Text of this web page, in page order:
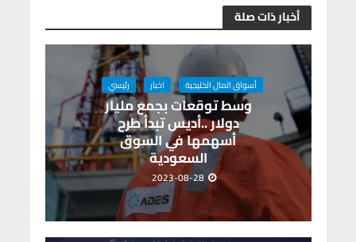
b
o
er
A
p
p
n
m أخبار ذات صلة
أسواق المال الخليجية اخبار رئيسي
وسط توقعات بجمع مليار
دولار ..أديس تبدأ طرح
أسهمها في السوق
السعودية
2023-08-28